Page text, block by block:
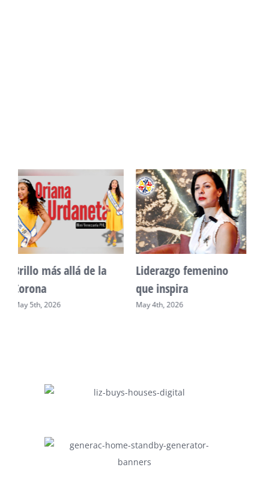
Unidad, cultura y
desarrollo comunitario
May 2nd, 2026
Sueño venezolano en
Philadelphia
May 7th, 2026